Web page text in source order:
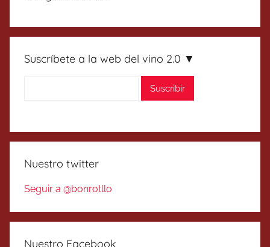
Suscríbete a la web del vino 2.0 ▼
Nuestro twitter
Seguir a @bonrotllo
Nuestro Facebook